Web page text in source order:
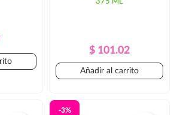
375 ML
Precio
Regular
Precio
$ 101.02
Añadir al carrito
-3%